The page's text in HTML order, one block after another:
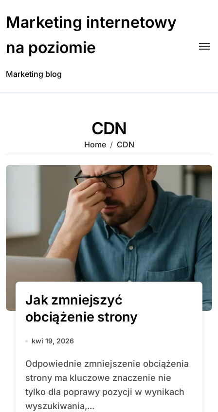
content
Marketing internetowy
na poziomie
Marketing blog
CDN
Home CDN
Jak zmniejszyć
obciążenie strony
kwi 19, 2026
Odpowiednie zmniejszenie obciążenia
strony ma kluczowe znaczenie nie
tylko dla poprawy pozycji w wynikach
wyszukiwania,...